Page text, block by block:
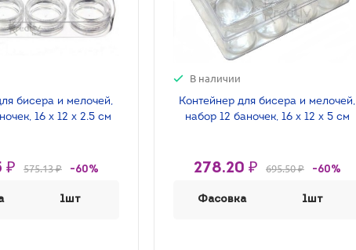
бисера и мелочей,
16 х 12 х 2.5 см
₽ 575.13 ₽ -60%
1шт
В наличии
Контейнер для бисера и мелочей,
набор 12 баночек, 16 х 12 х 5 см
278.20 ₽ 695.50 ₽ -60%
Фасовка 1шт